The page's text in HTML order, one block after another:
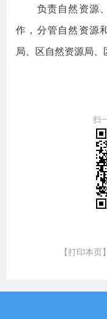
负责自然资源、
作，分管自然资源
局、区自然资源局、
扫
【打印本页】